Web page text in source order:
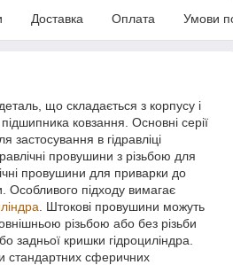
Доставка Оплата Умови
що складається з корпусу і
ковзання. Основні серії
в гідравліці
провушини з різьбою для
провушини для приварки до
Особливого підходу вимагає
. Штокові провушини можуть
різьбою або без різьби
задньої кришки гідроциліндра.
стандартних сферичних